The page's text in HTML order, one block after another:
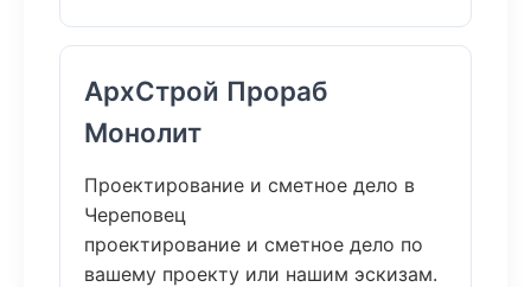
АрхСтрой Прораб
Монолит
Проектирование и сметное дело в
Череповец
проектирование и сметное дело по
вашему проекту или нашим эскизам.